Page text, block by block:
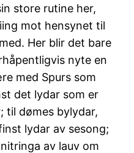
store rutine her,
mot hensynet til
Her blir det bare
nyte en
med Spurs som
det lydar som er
til dømes bylydar,
lydar av sesong;
av lauv om